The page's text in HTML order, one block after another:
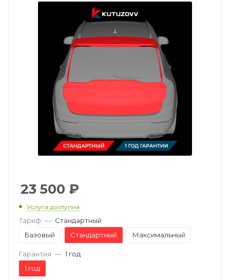
23 500 ₽
Услуга доступна
Тариф — Стандартный
Базовый
Стандартный Максимальный
Гарантия — 1 год
1 год